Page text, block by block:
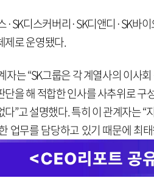
·SK디스커버리·SK디앤디·SK바
제로 운영됐다.
자는 “SK그룹은 각 계열사의 이사
단을 해 적합한 인사를 사추위로 구
다”고 설명했다. 특히 이 관계자는
업무를 담당하고 있기 때문에 최